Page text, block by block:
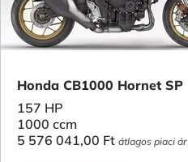
Honda CB1000 Hornet SP
157 HP
1000 ccm
5 576 041,00 Ft átlagos piaci ár